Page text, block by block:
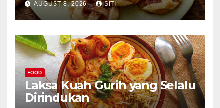
AUGUST 8, 2026 SITI
FOOD
Laksa Kuah Gurih yang Selalu
Dirindukan